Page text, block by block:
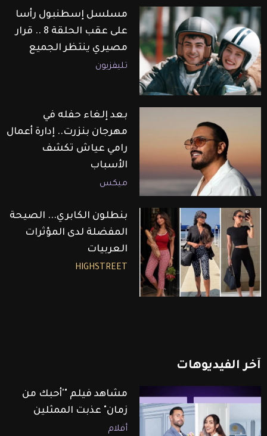
مسلسل إسطنبول رأسا
على عقب الحلقة 8 .. قرار
مصيري ينتظر الجميع
تليفزيون
بعد إلغاء حفله في
مهرجان بنزرت.. إدارة أعمال
رامي عياش تكشف
الأسباب
ميكس
بنطلون الكابري... الصيحة
المفضلة لدى المؤثرات
العربيات
HIGHSTREET
آخر الفيديوهات
مشاهد فيلم "'أحبك من
زمان" عذبت الممثلين
أفلام